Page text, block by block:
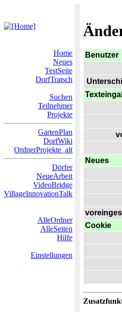
Home
Neues
TestSeite
DorfTratsch
Suchen
Teilnehmer
Projekte
GartenPlan
DorfWiki
OrdnerProjekte_alt
Dörfer
NeueArbeit
VideoBridge
VillageInnovationTalk
AlleOrdner
AlleSeiten
Hilfe
Einstellungen
Benutzer
Neues
Cookie